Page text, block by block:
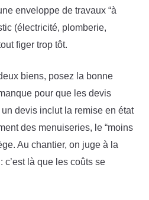
enveloppe de travaux “à
(électricité, plomberie,
figer trop tôt.
biens, posez la bonne
pour que les devis
devis inclut la remise en état
des menuiseries, le “moins
Au chantier, on juge à la
là que les coûts se